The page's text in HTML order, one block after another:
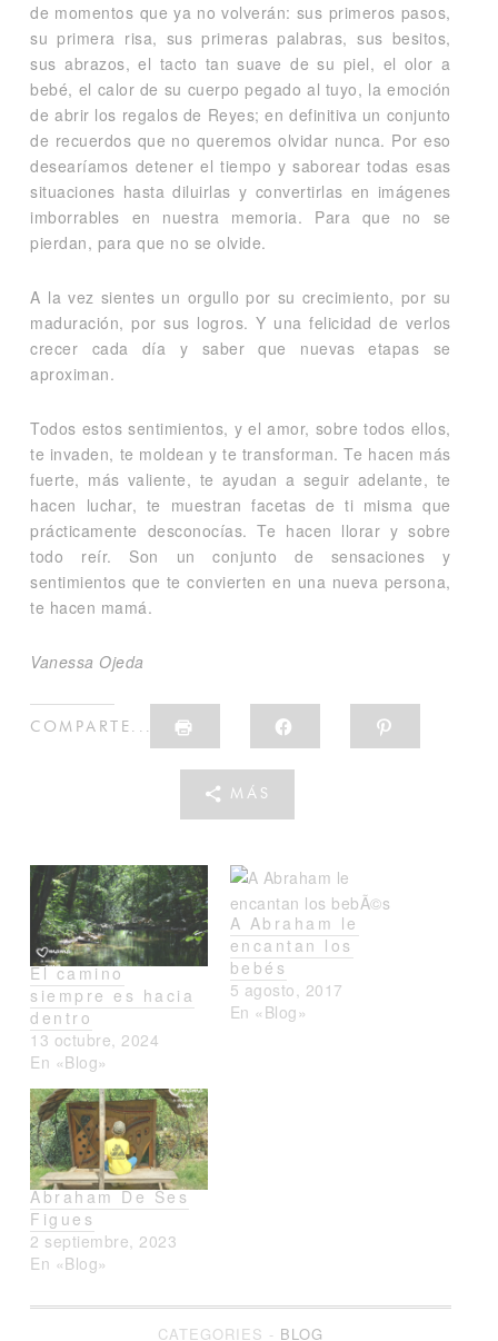
de momentos que ya no volverán: sus primeros pasos,
su primera risa, sus primeras palabras, sus besitos,
sus abrazos, el tacto tan suave de su piel, el olor a
bebé, el calor de su cuerpo pegado al tuyo, la emoción
de abrir los regalos de Reyes; en definitiva un conjunto
de recuerdos que no queremos olvidar nunca. Por eso
desearíamos detener el tiempo y saborear todas esas
situaciones hasta diluirlas y convertirlas en imágenes
imborrables en nuestra memoria. Para que no se
pierdan, para que no se olvide.
A la vez sientes un orgullo por su crecimiento, por su
maduración, por sus logros. Y una felicidad de verlos
crecer cada día y saber que nuevas etapas se
aproximan.
Todos estos sentimientos, y el amor, sobre todos ellos,
te invaden, te moldean y te transforman. Te hacen más
fuerte, más valiente, te ayudan a seguir adelante, te
hacen luchar, te muestran facetas de ti misma que
prácticamente desconocías. Te hacen llorar y sobre
todo reír. Son un conjunto de sensaciones y
sentimientos que te convierten en una nueva persona,
te hacen mamá.
Vanessa Ojeda
COMPARTE...
PARA
IMPRIMIR
ABRE
PARA
NUEVA)
PARA
MÁS
El camino
siempre es hacia
dentro
13 octubre, 2024
En «Blog»
A Abraham le
encantan los
bebés
5 agosto, 2017
En «Blog»
Abraham De Ses
Figues
2 septiembre, 2023
En «Blog»
CATEGORIES - BLOG